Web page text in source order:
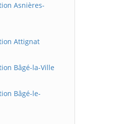
Asnières-
Attignat
Bâgé-la-Ville
Bâgé-le-